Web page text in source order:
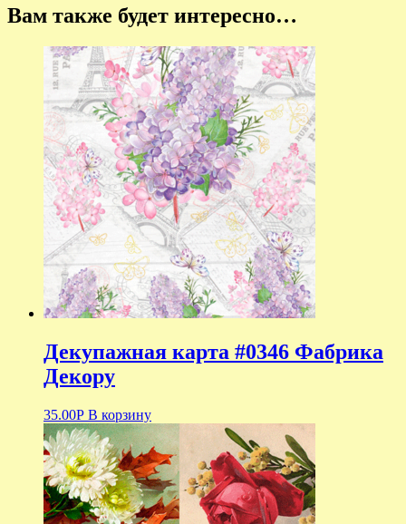
Вам также будет интересно…
Декупажная карта #0346 Фабрика
Декору
35.00Р В корзину